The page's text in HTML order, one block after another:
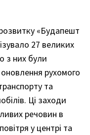
«Будапешт
27 великих
з них були
оновлення рухомого
та
Ці заходи
речовин в
у центрі та